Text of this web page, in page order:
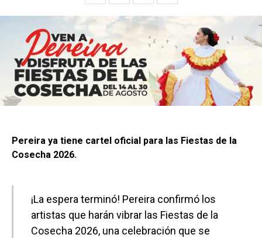
Pereira ya tiene cartel oficial para las Fiestas de la
Cosecha 2026.
¡La espera terminó! Pereira confirmó los
artistas que harán vibrar las Fiestas de la
Cosecha 2026, una celebración que se